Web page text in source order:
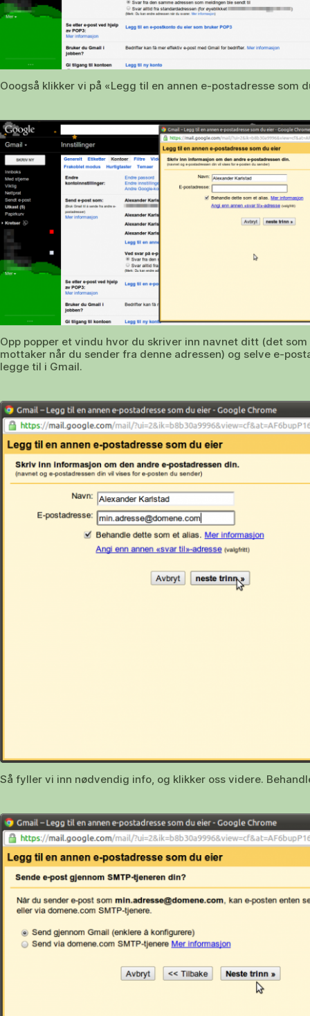
Ooogså klikker vi på «Legg til en annen e-postadresse som
Opp popper et vindu hvor du skriver inn navnet ditt (det som
mottaker når du sender fra denne adressen) og selve e-
legge til i Gmail.
Så fyller vi inn nødvendig info, og klikker oss videre.